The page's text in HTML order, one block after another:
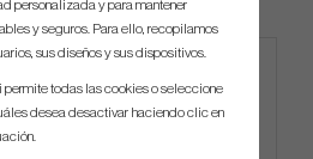
personalizada y para mantener
y seguros. Para ello, recopilamos
sus diseños y sus dispositivos.
permite todas las cookies o seleccione
desea desactivar haciendo clic en